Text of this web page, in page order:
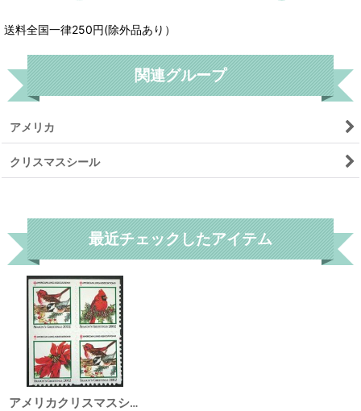
送料全国一律250円(除外品あり）
関連グループ
アメリカ
クリスマスシール
最近チェックしたアイテム
アメリカクリスマスシール 2002年